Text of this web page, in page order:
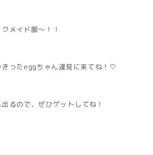
メイド服〜！！
きったeggちゃん達見に来てね！♡
るので、ぜひゲットしてね！